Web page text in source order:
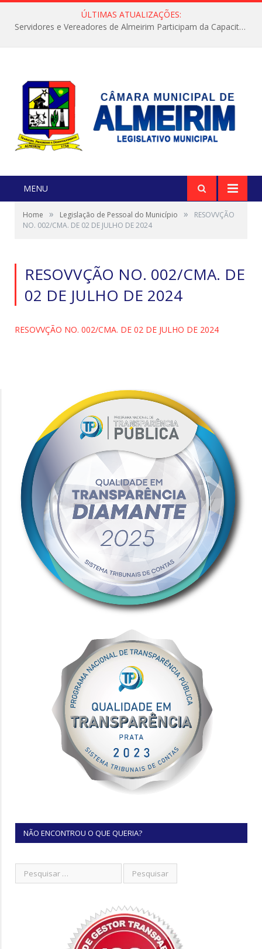
ÚLTIMAS ATUALIZAÇÕES:
Servidores e Vereadores de Almeirim Participam da Capacitação “Orientar é a Nossa Missão”
MENU
Home » Legislação de Pessoal do Município »
RESOVVÇÃO
NO. 002/CMA. DE 02 DE JULHO DE 2024
RESOVVÇÃO NO. 002/CMA. DE
02 DE JULHO DE 2024
RESOVVÇÃO NO. 002/CMA. DE 02 DE JULHO DE 2024
NÃO ENCONTROU O QUE QUERIA?